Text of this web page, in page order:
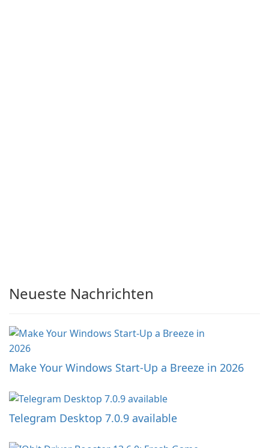
Neueste Nachrichten
Make Your Windows Start-Up a Breeze in 2026
Telegram Desktop 7.0.9 available